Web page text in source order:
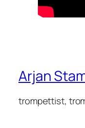
Arjan
trompettist,